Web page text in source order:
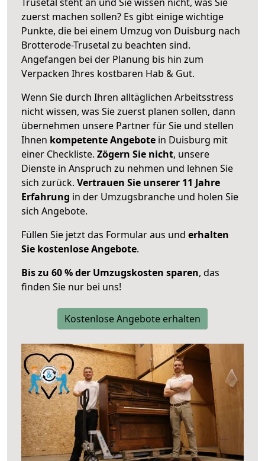
zuerst machen sollen? Es gibt einige wichtige
Punkte, die bei einem Umzug von Duisburg nach
Brotterode-Trusetal zu beachten sind.
Angefangen bei der Planung bis hin zum
Verpacken Ihres kostbaren Hab & Gut.
Wenn Sie durch Ihren alltäglichen Arbeitsstress
nicht wissen, was Sie zuerst planen sollen, dann
übernehmen unsere Partner für Sie und stellen
Ihnen kompetente Angebote in Duisburg mit
einer Checkliste. Zögern Sie nicht, unsere
Dienste in Anspruch zu nehmen und lehnen Sie
sich zurück. Vertrauen Sie unserer 11 Jahre
Erfahrung in der Umzugsbranche und holen Sie
sich Angebote.
Füllen Sie jetzt das Formular aus und erhalten
Sie kostenlose Angebote.
Bis zu 60 % der Umzugskosten sparen, das
finden Sie nur bei uns!
Kostenlose Angebote erhalten